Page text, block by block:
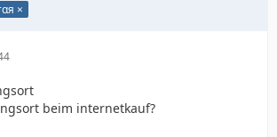
×
beim internetkauf?